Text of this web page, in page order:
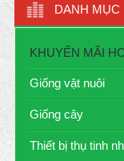
DANH MỤC
KHUYẾN MÃI
Giống vật nuôi
Giống cây
Thiết bị thụ tinh